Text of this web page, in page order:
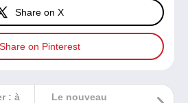
Share on X
Share on Pinterest
Le nouveau
: à